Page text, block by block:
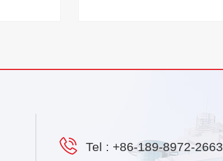
Tel : +86-189-8972-2663